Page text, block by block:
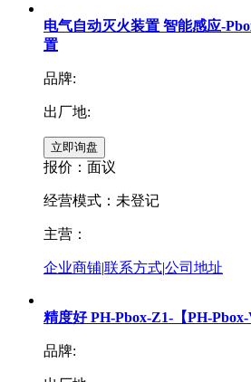
电气自动灭火装置 智能感应-
置
品牌:
出厂地:
报价： 面议
经营模式：未登记
主营：
企业商铺|联系方式|公司地址
精度好 PH-Pbox-Z1-【PH-Pbox-
品牌: